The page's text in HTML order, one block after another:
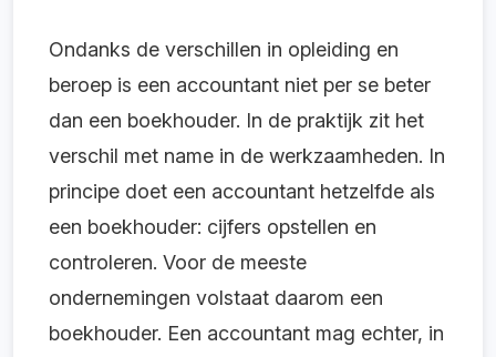
Ondanks de verschillen in opleiding en
beroep is een accountant niet per se beter
dan een boekhouder. In de praktijk zit het
verschil met name in de werkzaamheden. In
principe doet een accountant hetzelfde als
een boekhouder: cijfers opstellen en
controleren. Voor de meeste
ondernemingen volstaat daarom een
boekhouder. Een accountant mag echter, in